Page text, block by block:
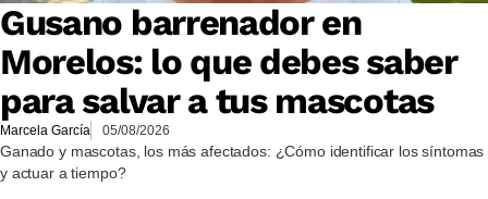
Gusano barrenador en
Morelos: lo que debes saber
para salvar a tus mascotas
Marcela García 05/08/2026
Ganado y mascotas, los más afectados: ¿Cómo identificar los síntomas
y actuar a tiempo?